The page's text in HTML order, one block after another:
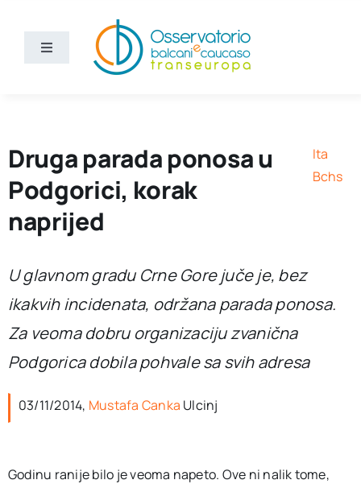
contentToggle
Navigation
Bchs
Druga parada ponosa u
Podgorici, korak
naprijed
Ita
Bchs
U glavnom gradu Crne Gore juče je, bez
ikakvih incidenata, održana parada ponosa.
Za veoma dobru organizaciju zvanična
Podgorica dobila pohvale sa svih adresa
03/11/2014, Mustafa Canka Ulcinj
Godinu ranije bilo je veoma napeto. Ove ni nalik tome,